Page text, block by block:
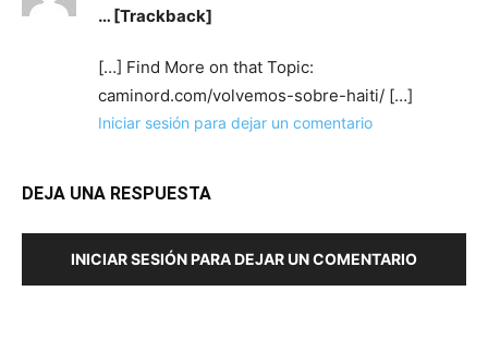
… [Trackback]
[…] Find More on that Topic:
caminord.com/volvemos-sobre-haiti/ […]
Iniciar sesión para dejar un comentario
DEJA UNA RESPUESTA
INICIAR SESIÓN PARA DEJAR UN COMENTARIO